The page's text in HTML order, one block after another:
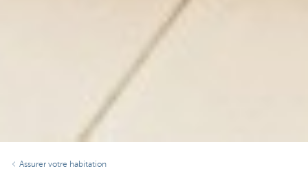
Assurer votre habitation